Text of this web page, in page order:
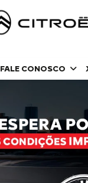
FALE CONOSCO